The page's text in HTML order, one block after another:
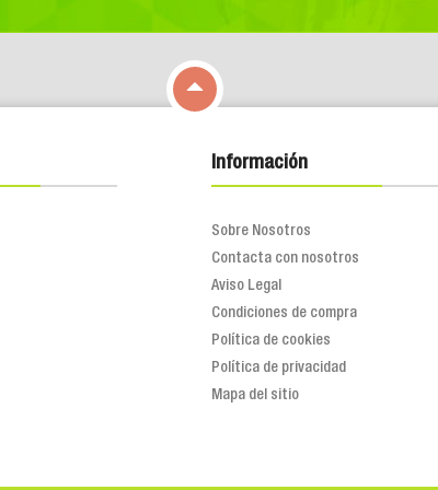

Información
Sobre Nosotros
Contacta con nosotros
Aviso Legal
Condiciones de compra
Política de cookies
Política de privacidad
Mapa del sitio